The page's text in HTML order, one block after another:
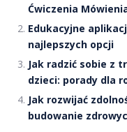
Ćwiczenia
Edukacyjne
najlepszych opcji
Jak radzić sobie z
dzieci: porady dla
Jak rozwijać
budowanie